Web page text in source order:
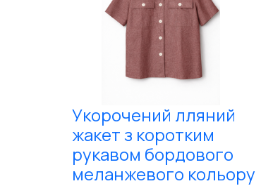
Укорочений лляний
жакет з коротким
рукавом бордового
меланжевого кольору